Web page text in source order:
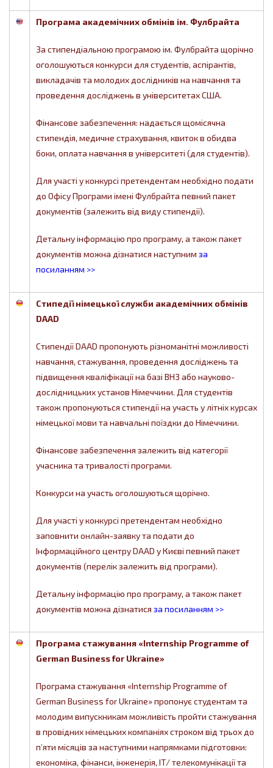
Програма академічних обмінів ім. Фулбрайта
За стипендіальною програмою ім. Фулбрайта щорічно
оголошуються конкурси для студентів, аспірантів,
викладачів та молодих дослідників на навчання та
проведення досліджень в університетах США.
Фінансове забезпечення: надається щомісячна
стипендія, медичне страхування, квиток в обидва
боки, оплата навчання в університеті (для студентів).
Для участі у конкурсі претендентам необхідно подати
до Офісу Програми імені Фулбрайта певний пакет
документів (залежить від виду стипендії).
Детальну інформацію про програму, а також пакет
документів можна дізнатися наступним за
посиланням >>
Стипедії німецької служби академічних обмінів
DAAD
Стипендії DAAD пропонують різноманітні можливості
навчання, стажування, проведення досліджень та
підвищення кваліфікації на базі ВНЗ або науково-
дослідницьких установ Німеччини. Для студентів
також пропонуються стипендії на участь у літніх курсах
німецької мови та навчальні поїздки до Німеччини.
Фінансове забезпечення залежить від категорії
учасника та тривалості програми.
Конкурси на участь оголошуються щорічно.
Для участі у конкурсі претендентам необхідно
заповнити онлайн-заявку та подати до
Інформаційного центру DAAD у Києві певний пакет
документів (перелік залежить від програми).
Детальну інформацію про програму, а також пакет
документів можна дізнатися за посиланням >>
Програма стажування «Internship Programme of
German Business for Ukraine»
Програма стажування «Internship Programme of
German Business for Ukraine» пропонує студентам та
молодим випускникам можливість пройти стажування
в провідних німецьких компаніях строком від трьох до
п’яти місяців за наступними напрямками підготовки:
економіка, фінанси, інженерія, IT/ телекомунікації та